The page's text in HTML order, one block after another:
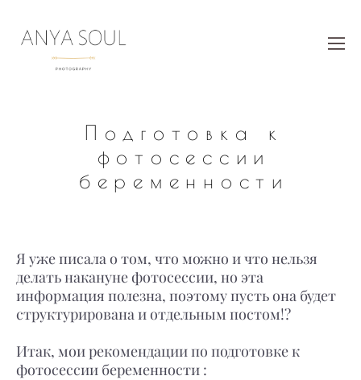
Подготовка к
фотосессии
беременности
Я уже писала о том, что можно и что нельзя
делать накануне фотосессии, но эта
информация полезна, поэтому пусть она будет
структурирована и отдельным постом!?
Итак, мои рекомендации по подготовке к
фотосессии беременности :